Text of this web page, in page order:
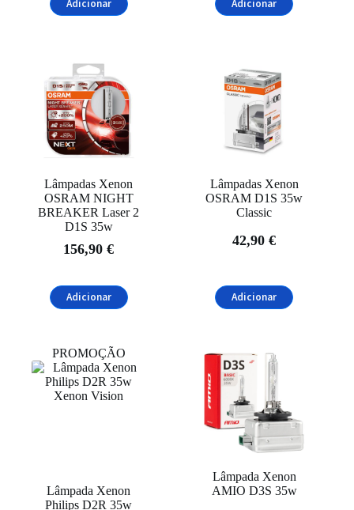
Adicionar Adicionar
Lâmpadas Xenon
OSRAM NIGHT
BREAKER Laser 2
D1S 35w
156,90€
Adicionar
Lâmpadas Xenon
OSRAM D1S 35w
Classic
42,90€
Adicionar
PROMOÇÃO
Lâmpada Xenon
Philips D2R 35w
Lâmpada Xenon
AMIO D3S 35w